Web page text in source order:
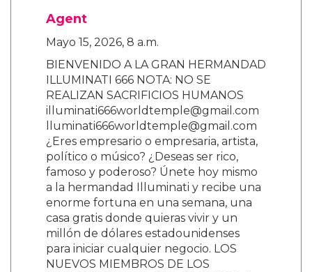
Agent
Mayo 15, 2026, 8 a.m.
BIENVENIDO A LA GRAN HERMANDAD
ILLUMINATI 666 NOTA: NO SE
REALIZAN SACRIFICIOS HUMANOS
illuminati666worldtemple@gmail.com
lluminati666worldtemple@gmail.com
¿Eres empresario o empresaria, artista,
político o músico? ¿Deseas ser rico,
famoso y poderoso? Únete hoy mismo
a la hermandad Illuminati y recibe una
enorme fortuna en una semana, una
casa gratis donde quieras vivir y un
millón de dólares estadounidenses
para iniciar cualquier negocio. LOS
NUEVOS MIEMBROS DE LOS